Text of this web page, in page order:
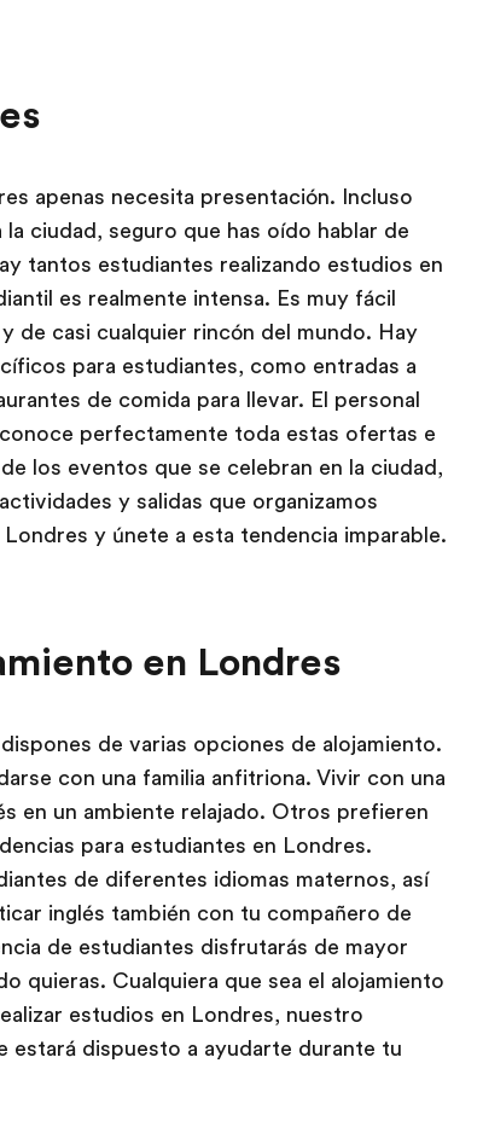
apenas necesita presentación. Incluso
ciudad, seguro que has oído hablar de
tantos estudiantes realizando estudios en
es realmente intensa. Es muy fácil
de casi cualquier rincón del mundo. Hay
para estudiantes, como entradas a
de comida para llevar. El personal
perfectamente toda estas ofertas e
los eventos que se celebran en la ciudad,
y salidas que organizamos
y únete a esta tendencia imparable.
en Londres
de varias opciones de alojamiento.
con una familia anfitriona. Vivir con una
en un ambiente relajado. Otros prefieren
para estudiantes en Londres.
de diferentes idiomas maternos, así
inglés también con tu compañero de
de estudiantes disfrutarás de mayor
quieras. Cualquiera que sea el alojamiento
estudios en Londres, nuestro
estará dispuesto a ayudarte durante tu